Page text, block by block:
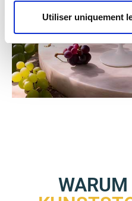
Utiliser uniquement
WARUM